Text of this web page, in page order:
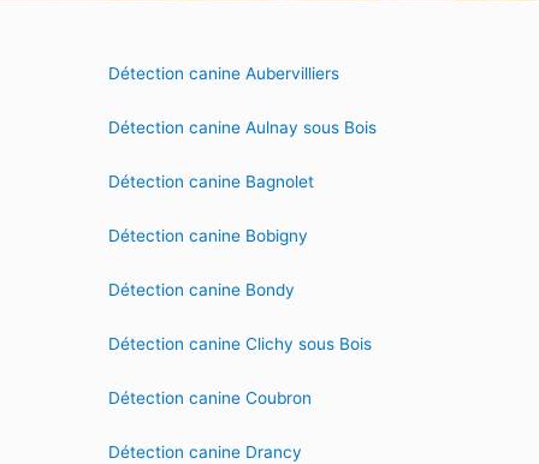
Détection canine Aubervilliers
Détection canine Aulnay sous Bois
Détection canine Bagnolet
Détection canine Bobigny
Détection canine Bondy
Détection canine Clichy sous Bois
Détection canine Coubron
Détection canine Drancy